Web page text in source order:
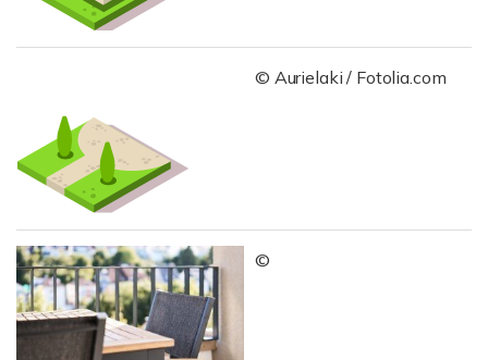
© Aurielaki / Fotolia.com
©